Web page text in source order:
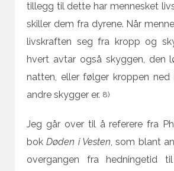
tillegg til dette har mennesket
skiller dem fra dyrene. Når
livskraften seg fra kropp og
hvert avtar også skyggen, den
natten, eller følger kroppen ned
andre skygger er. 8)
Jeg går over til å referere fra
bokDøden i Vesten, som blant
overgangen fra hedningetid